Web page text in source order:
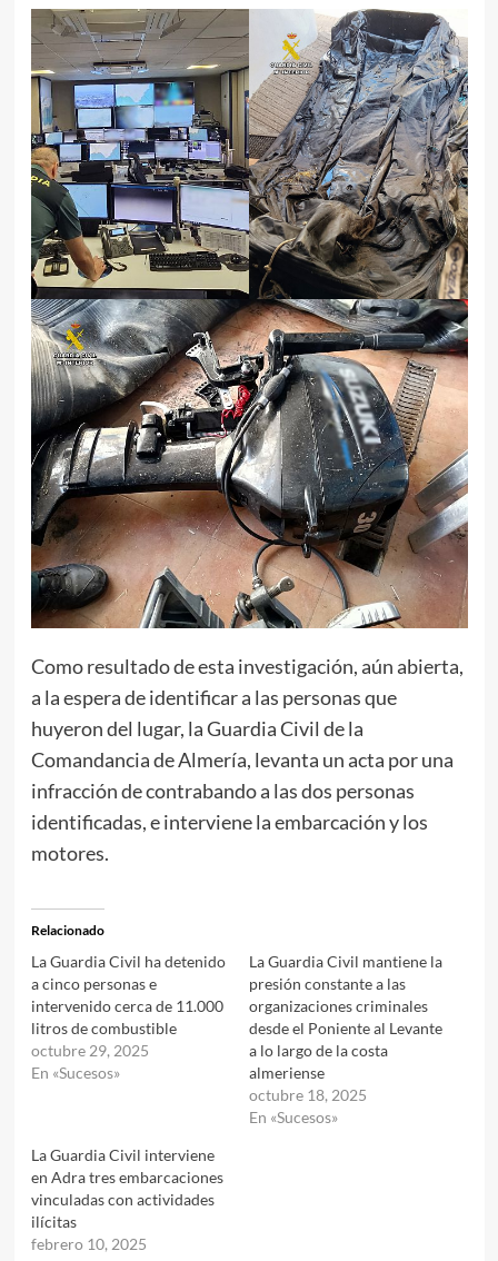
Como resultado de esta investigación, aún abierta,
a la espera de identificar a las personas que
huyeron del lugar, la Guardia Civil de la
Comandancia de Almería, levanta un acta por una
infracción de contrabando a las dos personas
identificadas, e interviene la embarcación y los
motores.
Relacionado
La Guardia Civil ha detenido
a cinco personas e
intervenido cerca de 11.000
litros de combustible
octubre 29, 2025
En «Sucesos»
La Guardia Civil mantiene la
presión constante a las
organizaciones criminales
desde el Poniente al Levante
a lo largo de la costa
almeriense
octubre 18, 2025
En «Sucesos»
La Guardia Civil interviene
en Adra tres embarcaciones
vinculadas con actividades
ilícitas
febrero 10, 2025